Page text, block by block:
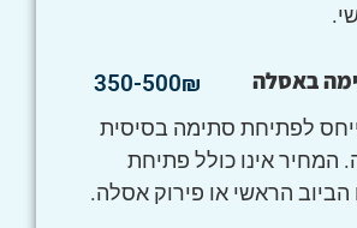
באסלה 350-500₪
לפתיחת סתימה בסיסית
המחיר אינו כולל פתיחת
הראשי או פירוק אסלה.